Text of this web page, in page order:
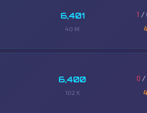
6,401
40 M
1 /
6,400
102 K
0 /